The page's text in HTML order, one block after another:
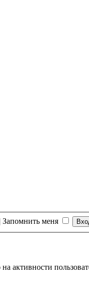
Запомнить меня
активности